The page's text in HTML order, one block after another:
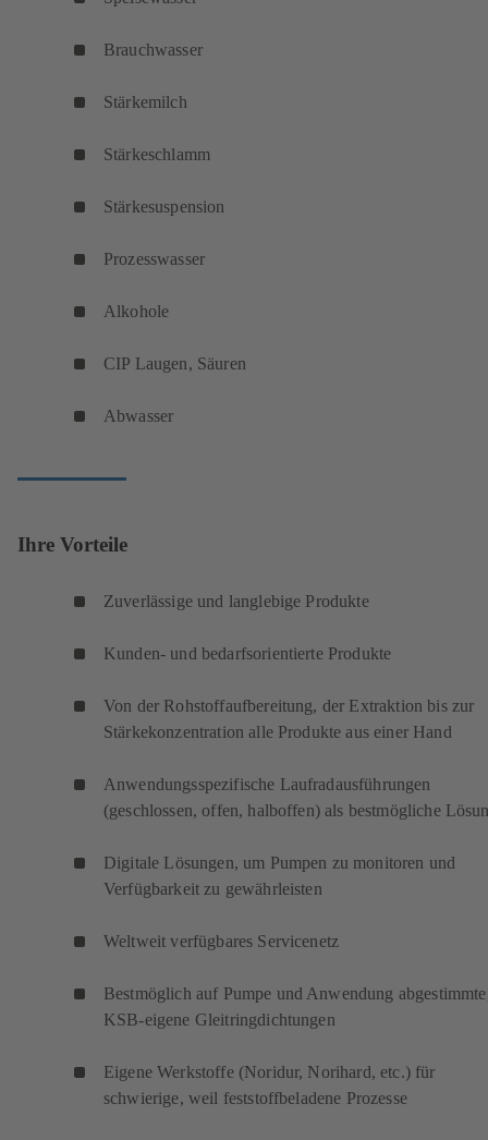
Brauchwasser
Stärkemilch
Stärkeschlamm
Stärkesuspension
Prozesswasser
Alkohole
CIP Laugen, Säuren
Abwasser
Ihre Vorteile
Zuverlässige und langlebige Produkte
Kunden- und bedarfsorientierte Produkte
Von der Rohstoffaufbereitung, der Extraktion bis zur
Stärkekonzentration alle Produkte aus einer Hand
Anwendungsspezifische Laufradausführungen
(geschlossen, offen, halboffen) als bestmögliche
Digitale Lösungen, um Pumpen zu monitoren und
Verfügbarkeit zu gewährleisten
Weltweit verfügbares Servicenetz
Bestmöglich auf Pumpe und Anwendung
KSB-eigene Gleitringdichtungen
Eigene Werkstoffe (Noridur, Norihard, etc.) für
schwierige, weil feststoffbeladene Prozesse